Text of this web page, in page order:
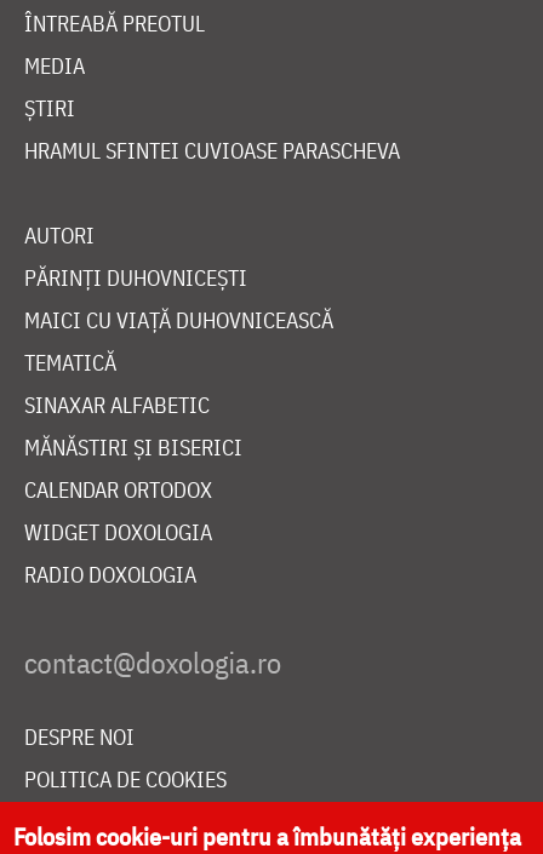
ÎNTREABĂ PREOTUL
MEDIA
ȘTIRI
HRAMUL SFINTEI CUVIOASE PARASCHEVA
AUTORI
PĂRINȚI DUHOVNICEȘTI
MAICI CU VIAȚĂ DUHOVNICEASCĂ
TEMATICĂ
SINAXAR ALFABETIC
MĂNĂSTIRI ȘI BISERICI
CALENDAR ORTODOX
WIDGET DOXOLOGIA
RADIO DOXOLOGIA
DESPRE NOI
POLITICA DE COOKIES
DONEAZĂ ONLINE PENTRU CATEDRALA NAȚIONALĂ
Folosim cookie-uri pentru a îmbunătăți experiența